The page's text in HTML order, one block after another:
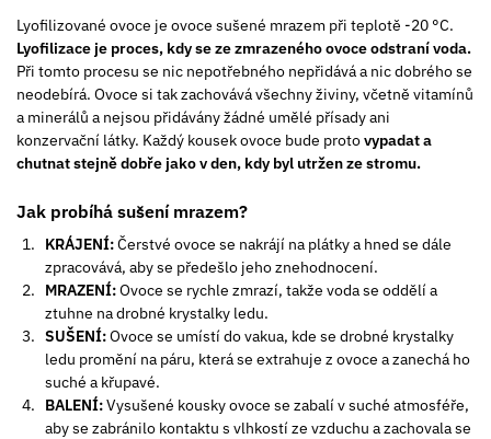
Lyofilizované ovoce je ovoce sušené mrazem při teplotě -20 °C.
Lyofilizace je proces, kdy se ze zmrazeného ovoce odstraní voda.
Při tomto procesu se nic nepotřebného nepřidává a nic dobrého se
neodebírá. Ovoce si tak zachovává všechny živiny, včetně vitamínů
a minerálů a nejsou přidávány žádné umělé přísady ani
konzervační látky. Každý kousek ovoce bude protovypadat a
chutnat stejně dobře jako v den, kdy byl utržen ze stromu.
Jak probíhá sušení mrazem?
KRÁJENÍ:Čerstvé ovoce se nakrájí na plátky a hned se dále
zpracovává, aby se předešlo jeho znehodnocení.
MRAZENÍ:Ovoce se rychle zmrazí, takže voda se oddělí a
ztuhne na drobné krystalky ledu.
SUŠENÍ:Ovoce se umístí do vakua, kde se drobné krystalky
ledu promění na páru, která se extrahuje z ovoce a zanechá ho
suché a křupavé.
BALENÍ:Vysušené kousky ovoce se zabalí v suché atmosféře,
aby se zabránilo kontaktu s vlhkostí ze vzduchu a zachovala se